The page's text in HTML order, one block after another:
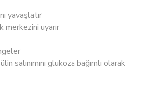
yavaşlatır
merkezini uyarır
salınımını glukoza bağımlı olarak